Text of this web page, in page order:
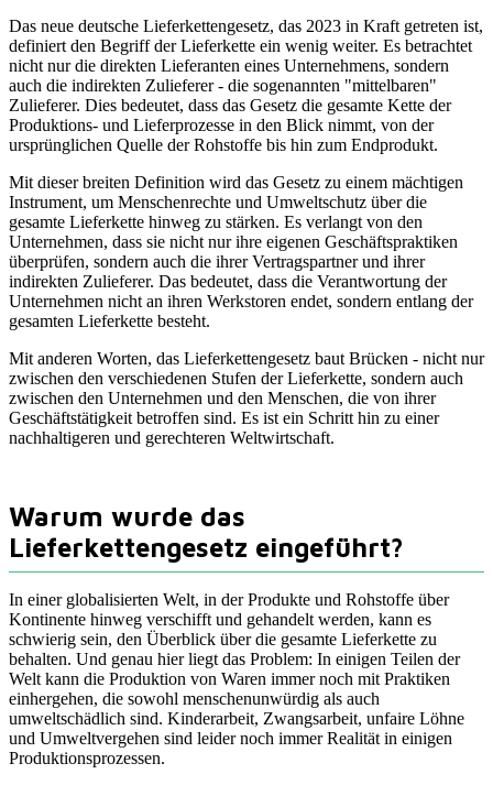
Das neue deutsche Lieferkettengesetz, das 2023 in Kraft getreten ist,
definiert den Begriff der Lieferkette ein wenig weiter. Es betrachtet
nicht nur die direkten Lieferanten eines Unternehmens, sondern
auch die indirekten Zulieferer - die sogenannten "mittelbaren"
Zulieferer. Dies bedeutet, dass das Gesetz die gesamte Kette der
Produktions- und Lieferprozesse in den Blick nimmt, von der
ursprünglichen Quelle der Rohstoffe bis hin zum Endprodukt.
Mit dieser breiten Definition wird das Gesetz zu einem mächtigen
Instrument, um Menschenrechte und Umweltschutz über die
gesamte Lieferkette hinweg zu stärken. Es verlangt von den
Unternehmen, dass sie nicht nur ihre eigenen Geschäftspraktiken
überprüfen, sondern auch die ihrer Vertragspartner und ihrer
indirekten Zulieferer. Das bedeutet, dass die Verantwortung der
Unternehmen nicht an ihren Werkstoren endet, sondern entlang der
gesamten Lieferkette besteht.
Mit anderen Worten, das Lieferkettengesetz baut Brücken - nicht nur
zwischen den verschiedenen Stufen der Lieferkette, sondern auch
zwischen den Unternehmen und den Menschen, die von ihrer
Geschäftstätigkeit betroffen sind. Es ist ein Schritt hin zu einer
nachhaltigeren und gerechteren Weltwirtschaft.
Warum wurde das
Lieferkettengesetz eingeführt?
In einer globalisierten Welt, in der Produkte und Rohstoffe über
Kontinente hinweg verschifft und gehandelt werden, kann es
schwierig sein, den Überblick über die gesamte Lieferkette zu
behalten. Und genau hier liegt das Problem: In einigen Teilen der
Welt kann die Produktion von Waren immer noch mit Praktiken
einhergehen, die sowohl menschenunwürdig als auch
umweltschädlich sind. Kinderarbeit, Zwangsarbeit, unfaire Löhne
und Umweltvergehen sind leider noch immer Realität in einigen
Produktionsprozessen.